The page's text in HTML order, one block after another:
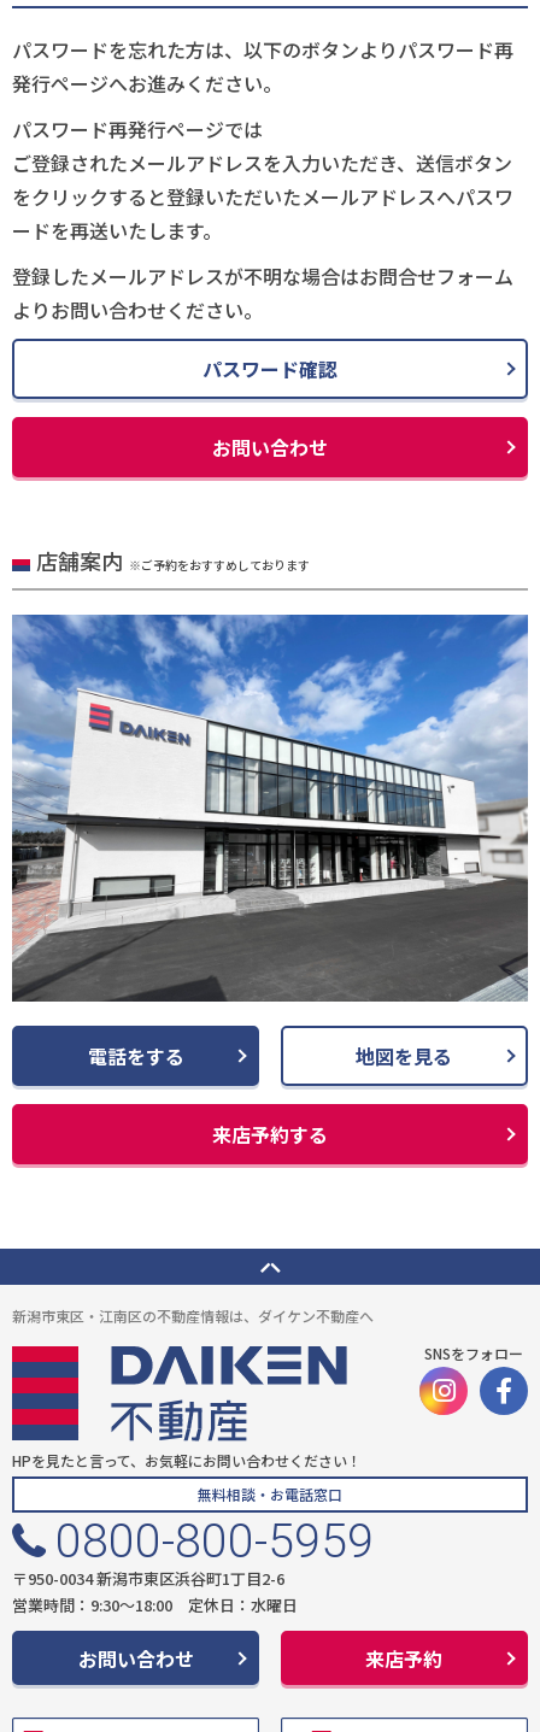
パスワードを忘れた方は、以下のボタンよりパスワード再
発行ページへお進みください。
パスワード再発行ページでは
ご登録されたメールアドレスを入力いただき、送信ボタン
をクリックすると登録いただいたメールアドレスへパスワ
ードを再送いたします。
登録したメールアドレスが不明な場合はお問合せフォーム
よりお問い合わせください。
パスワード確認
お問い合わせ
店舗案内 ※ご予約をおすすめしております
電話をする 地図を見る
来店予約する
新潟市東区・江南区の不動産情報は、ダイケン不動産へ
SNSをフォロー
HPを見たと言って、お気軽にお問い合わせください！
無料相談・お電話窓口
0800-800-5959
〒950-0034 新潟市東区浜谷町1丁目2-6
営業時間：9:30〜18:00 定休日：水曜日
お問い合わせ 来店予約